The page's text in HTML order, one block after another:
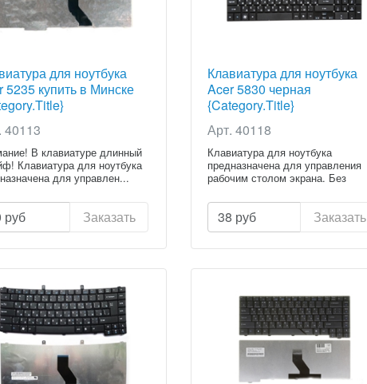
для ноутбука
5235 купить в Минске
40113
В клавиатуре длинный
Клавиатура для ноутбука
для управлен...
руб Заказать
Клавиатура для ноутбука
Acer 5830 черная
{Category.Title}
Арт. 40118
Клавиатура для ноутбука
предназначена для управления
рабочим столом экрана. Без
38 руб Заказать